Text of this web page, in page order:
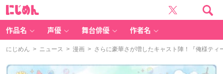
作品名 声優 舞台俳優 作者名
にじめん > ニュース > 漫画 > さらに豪華さが増したキャスト陣！『俺様ティ